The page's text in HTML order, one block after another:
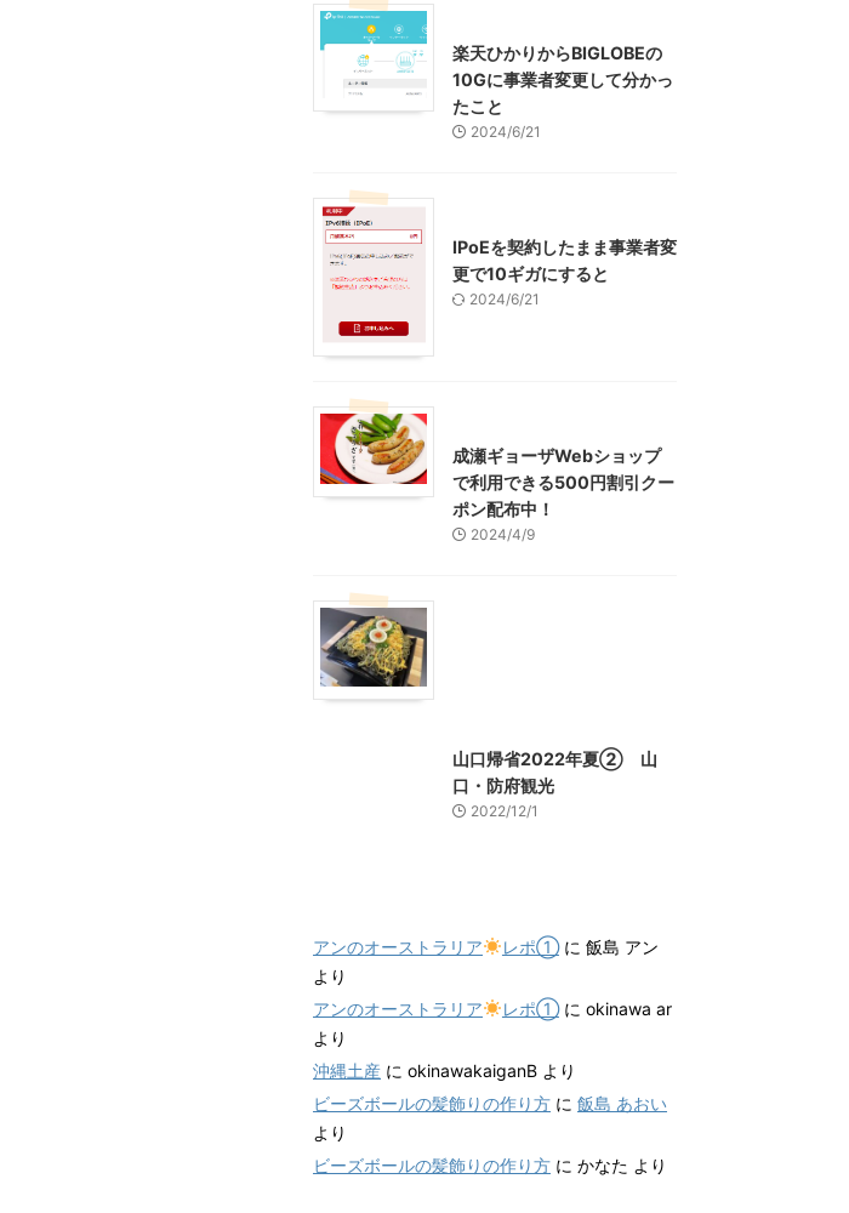
楽天ひかりからBIGLOBEの
10Gに事業者変更して分かっ
たこと
2024/6/21
IPoEを契約したまま事業者変
更で10ギガにすると
2024/6/21
成瀬ギョーザWebショップ
で利用できる500円割引クー
ポン配布中！
2024/4/9
山口帰省2022年夏② 山
口・防府観光
2022/12/1
アンのオーストラリア レポ①に 飯島 アン
より
アンのオーストラリア
レポ①に okinawa ar
より
沖縄土産 に okinawakaiganB より
ビーズボールの髪飾りの作り方 に 飯島 あおい
より
ビーズボールの髪飾りの作り方 に かなた より